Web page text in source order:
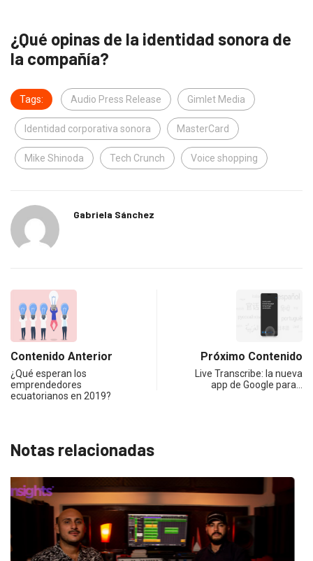
¿Qué opinas de la identidad sonora de
la compañía?
Tags: Audio Press Release Gimlet Media
Identidad corporativa sonora MasterCard
Mike Shinoda Tech Crunch Voice shopping
Gabriela Sánchez
Contenido Anterior
¿Qué esperan los
emprendedores
ecuatorianos en 2019?
Próximo Contenido
Live Transcribe: la nueva
app de Google para…
Notas relacionadas